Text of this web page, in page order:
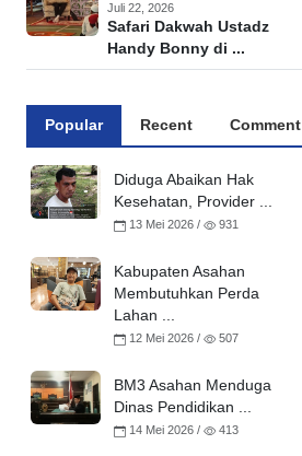
Juli 22, 2026
Safari Dakwah Ustadz
Handy Bonny di ...
Popular Recent Comment
Diduga Abaikan Hak
Kesehatan, Provider ...
13 Mei 2026 / 931
Kabupaten Asahan
Membutuhkan Perda
Lahan ...
12 Mei 2026 / 507
BM3 Asahan Menduga
Dinas Pendidikan ...
14 Mei 2026 / 413